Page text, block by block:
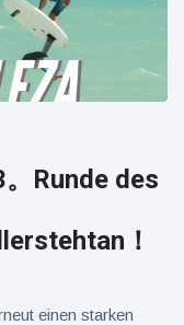
Runde des
！
einen starken